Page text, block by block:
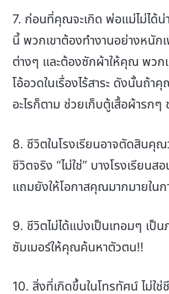
7. ก่อนที่คุณจะเกิด พ่อแม่ไม่ได้
นี้ พวกเขาต้องทำงานอย่างหนัก
ต่างๆ และต้องซักผ้าให้คุณ พว
โอ้อวดในเรื่องไร้สาระ ดังนั้นถ้
อะไรก็ตาม ช่วยเก็บตู้เสื้อผ้ารก
8. ชีวิตในโรงเรียนอาจตัดสินคุ
ชีวิตจริง “ไม่ใช่” บางโรงเรียนส
แถมยังให้โอกาสคุณมากมายใน
9. ชีวิตไม่ได้แบ่งเป็นเทอมๆ เป็น
ซัมเมอร์ให้คุณค้นหาตัวตน!!
10. สิ่งที่เกิดขึ้นในโทรทัศน์ ไม่ใ